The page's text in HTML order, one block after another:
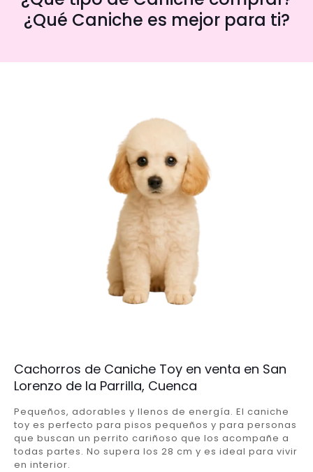
¿Qué Caniche es mejor para ti?
Cachorros de Caniche Toy en venta en San
Lorenzo de la Parrilla, Cuenca
Pequeños, adorables y llenos de energía. El caniche
toy es perfecto para pisos pequeños y para personas
que buscan un perrito cariñoso que los acompañe a
todas partes. No supera los 28 cm y es ideal para vivir
en interior.